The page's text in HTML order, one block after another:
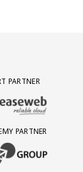
SOFTWARE
PARTNER
SHIRT PARTNER
PARTNER
ONZE ACADEMY